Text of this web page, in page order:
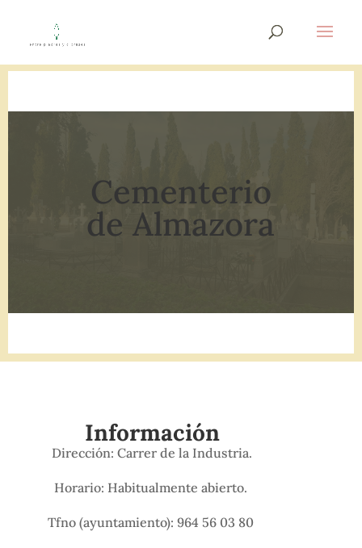
Cementerio
de Almazora
Información
Dirección: Carrer de la Industria.
Horario: Habitualmente abierto.
Tfno (ayuntamiento): 964 56 03 80